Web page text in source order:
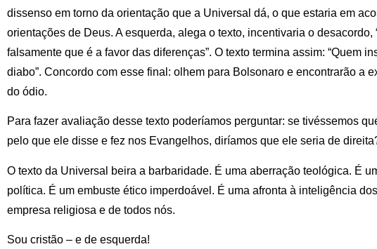
dissenso em torno da orientação que a Universal dá, o que estaria em
orientações de Deus. A esquerda, alega o texto, incentivaria o desacordo,
falsamente que é a favor das diferenças”. O texto termina assim: “Quem
diabo”. Concordo com esse final: olhem para Bolsonaro e encontrarão a
do ódio.
Para fazer avaliação desse texto poderíamos perguntar: se tivéssemos
pelo que ele disse e fez nos Evangelhos, diríamos que ele seria de
O texto da Universal beira a barbaridade. É uma aberração teológica. É
política. É um embuste ético imperdoável. É uma afronta à inteligência
empresa religiosa e de todos nós.
Sou cristão – e de esquerda!